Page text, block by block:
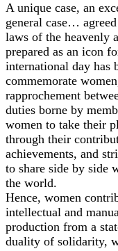
A unique case, an
general case…
laws of the heavenly
prepared as an icon
international day has
commemorate
rapprochement
duties borne by
women to take their
through their
achievements, and
to share side by side
the world.
Hence, women
intellectual and
production from a
duality of solidarity,